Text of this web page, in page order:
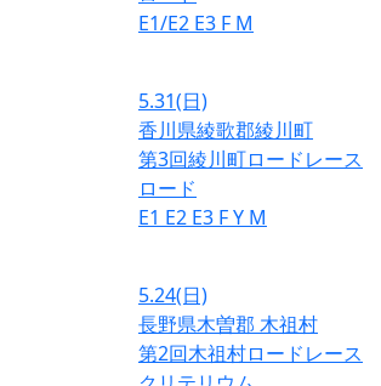
E1/E2 E3 F M
5.31(日)
香川県綾歌郡綾川町
第3回綾川町ロードレース
ロード
E1 E2 E3 FY M
5.24(日)
長野県木曽郡 木祖村
第2回木祖村ロードレース